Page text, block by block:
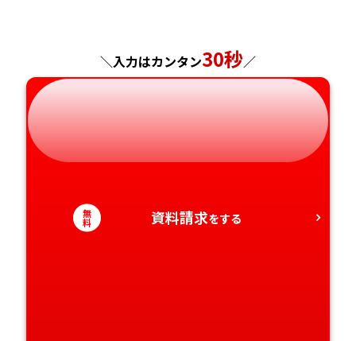
岐阜県
静岡県
愛知県
奈良県
和歌山県
山口県
徳島県
愛媛県
熊本県
大分県
鹿児島県
＼入力はカンタン30秒／
無
料 資料請求をする